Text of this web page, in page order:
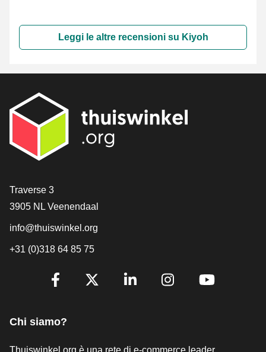
Leggi le altre recensioni su Kiyoh
[_General:Contact]
Traverse 3
3905 NL Veenendaal
info@thuiswinkel.org
+31 (0)318 64 85 75
[_General:SocialMediaTitle]
Chi siamo?
Thuiswinkel.org è una rete di e-commerce leader